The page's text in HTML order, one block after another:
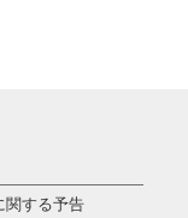
関する予告